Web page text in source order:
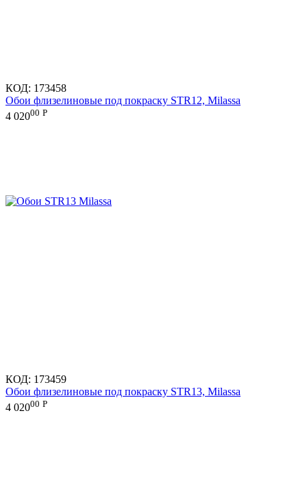
КОД: 173458
Обои флизелиновые под покраску STR12, Milassa
4 02000 Р
КОД: 173459
Обои флизелиновые под покраску STR13, Milassa
4 02000 Р